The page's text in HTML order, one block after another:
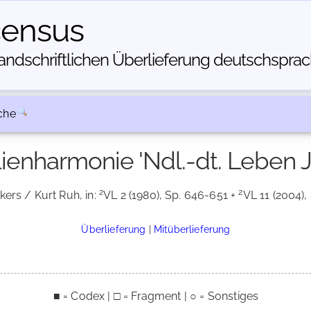
Über­lieferung
'Ndl.-dt. Leben
/ Kurt Ruh, in: 2VL 2 (1980), Sp. 646-651 +2VL 11
Überlieferung | Mitüberlieferung
■ = Codex | □ = Fragment | ○ = Sonstiges